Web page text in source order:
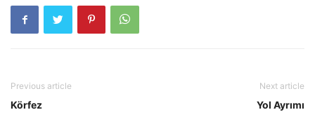
Previous article
Körfez
Next article
Yol Ayrımı